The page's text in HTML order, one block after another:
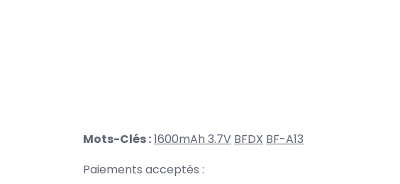
Mots-Clés :1600mAh 3.7V BFDX BF-A13
Paiements acceptés :